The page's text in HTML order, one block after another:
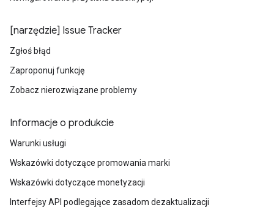
[narzędzie] Issue Tracker
Zgłoś błąd
Zaproponuj funkcję
Zobacz nierozwiązane problemy
Informacje o produkcie
Warunki usługi
Wskazówki dotyczące promowania marki
Wskazówki dotyczące monetyzacji
Interfejsy API podlegające zasadom dezaktualizacji